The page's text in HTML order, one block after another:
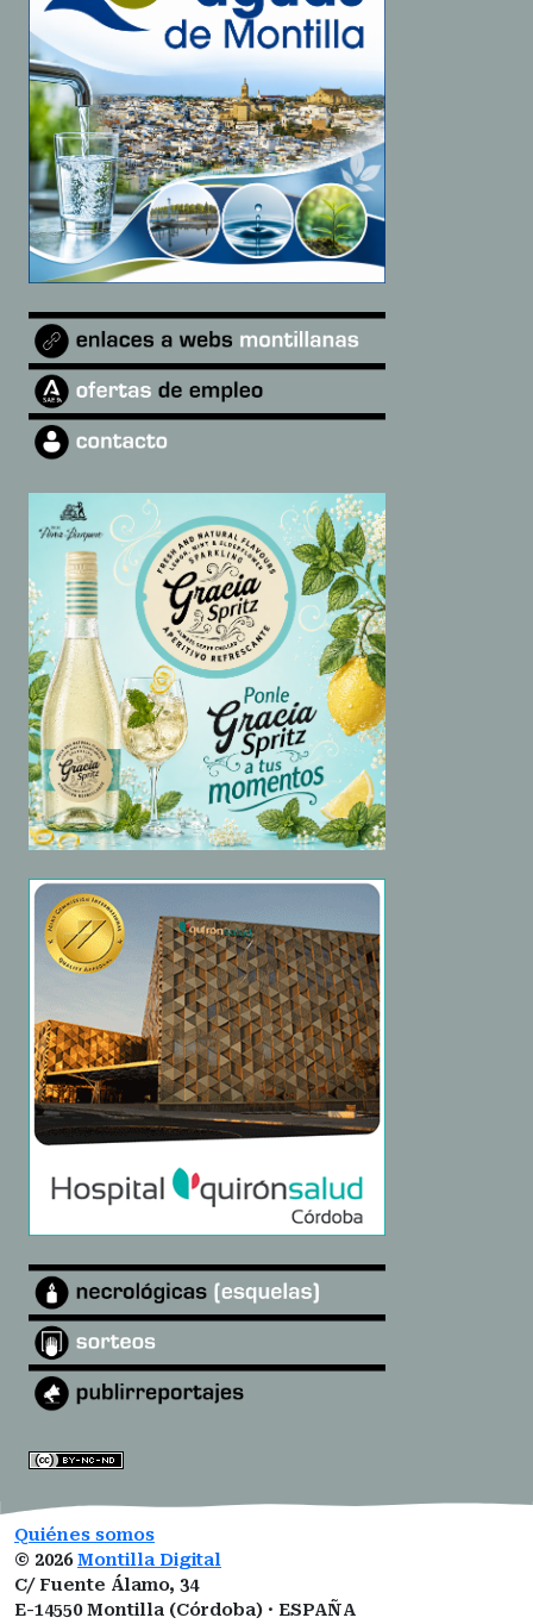
Quiénes somos
© 2026 Montilla Digital
C/ Fuente Álamo, 34
E-14550 Montilla (Córdoba) · ESPAÑA